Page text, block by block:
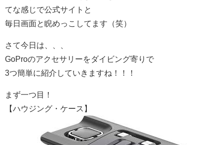
てな感じで公式サイトと
毎日画面と睨めっこしてます（笑）
さて今日は、、、
GoProのアクセサリーをダイビング寄りで
3つ簡単に紹介していきますね！！！
まず一つ目！
【ハウジング・ケース】